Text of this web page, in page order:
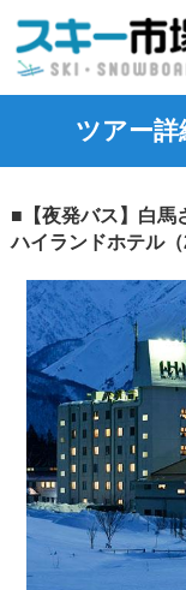
ツアー詳
■【夜発バス】白
ハイランドホテル（